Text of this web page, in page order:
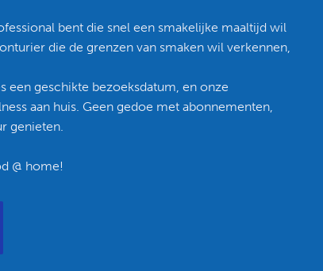
bent die snel een smakelijke maaltijd wil
die de grenzen van smaken wil verkennen,
een geschikte bezoeksdatum, en onze
aan huis. Geen gedoe met abonnementen,
genieten.
@ home!